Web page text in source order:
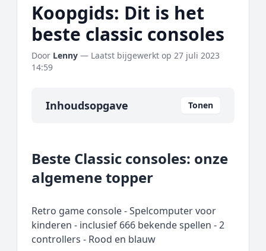
Koopgids: Dit is het
beste classic consoles
Door Lenny — Laatst bijgewerkt op 27 juli 2023
14:59
Inhoudsopgave Tonen
Onze algemene topper
Prijs topper
Rating topper
Onderzoeksmethode
Beste Classic consoles: onze
algemene topper
Retro game console - Spelcomputer voor
kinderen - inclusief 666 bekende spellen - 2
controllers - Rood en blauw